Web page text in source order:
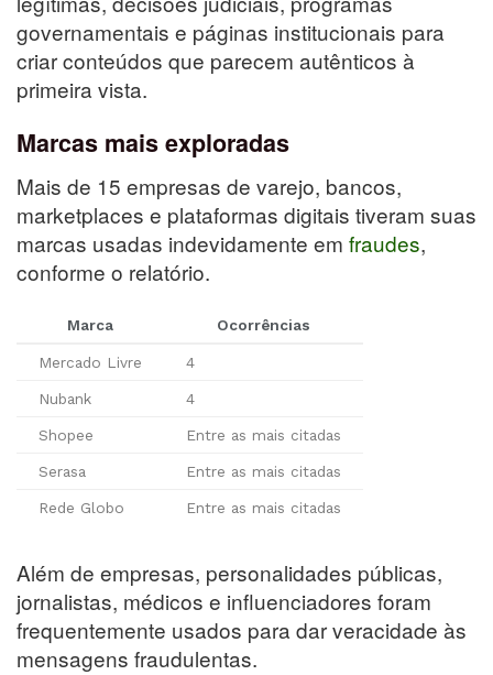
governamentais e páginas institucionais para
criar conteúdos que parecem autênticos à
primeira vista.
Marcas mais exploradas
Mais de 15 empresas de varejo, bancos,
marketplaces e plataformas digitais tiveram suas
marcas usadas indevidamente em fraudes,
conforme o relatório.
Marca Ocorrências
Mercado Livre 4
Nubank 4
Shopee Entre as mais citadas
Serasa Entre as mais citadas
Rede Globo Entre as mais citadas
Além de empresas, personalidades públicas,
jornalistas, médicos e influenciadores foram
frequentemente usados para dar veracidade às
mensagens fraudulentas.